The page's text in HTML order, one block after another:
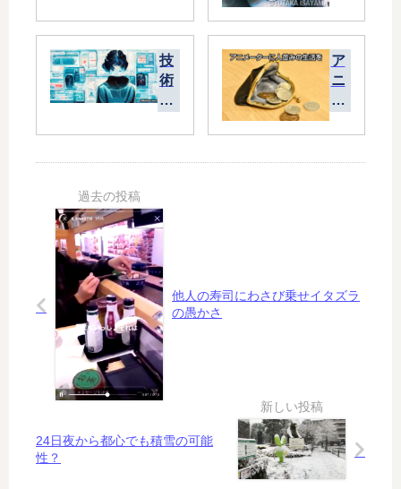
は
普
及
る
だ
ど
「
の
本
」
の
方
が
由
Ｄ
-
Ｒ
ら
デ
ジ
技
術
の
歩
で
的
弱
に
な
る
？
ア
ニ
メ
タ
ー
活
他人の寿司にわさび乗せイタズラ
の愚かさ
24日夜から都心でも積雪の可能
性？